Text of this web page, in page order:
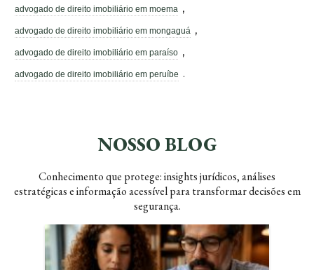
advogado de direito imobiliário em moema ,
advogado de direito imobiliário em mongaguá ,
advogado de direito imobiliário em paraíso ,
advogado de direito imobiliário em peruíbe .
NOSSO BLOG
Conhecimento que protege: insights jurídicos, análises
estratégicas e informação acessível para transformar decisões em
segurança.